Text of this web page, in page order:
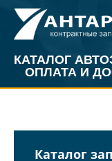
КАТАЛОГ
ОПЛАТА И
Каталог